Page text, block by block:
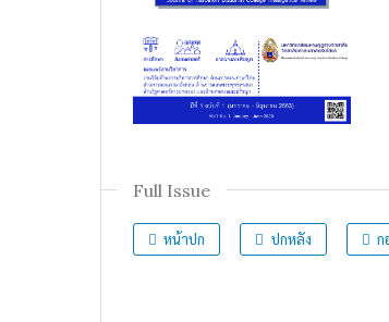
Full Issue
หน้าปก ปกหลัง ก